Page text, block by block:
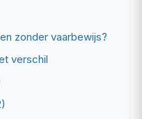
zonder vaarbewijs?
verschil